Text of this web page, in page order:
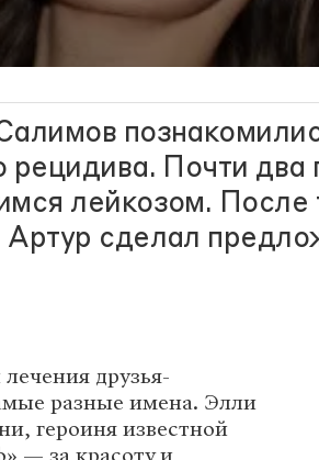
рецидива. Почти два
лейкозом. После
сделал
друзья-
разные имена. Элли
героиня известной